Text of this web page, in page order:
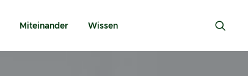
Miteinander Wissen